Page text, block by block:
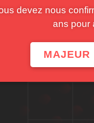
devez nous
ans pour
MAJEUR